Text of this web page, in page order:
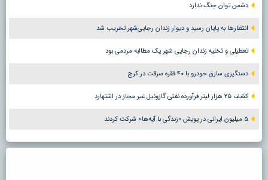
دشمن توان جنگ ندارد
انتظارها به پایان رسید و دیوار زندان رجایی‌شهر تخریب شد
تعطیلی و تخلیه زندان رجایی شهر یک مطالبه مردمی بود
دستگیری سارق خودرو با ۴۰ فقره سرقت در کرج
کشف ۲۵ هزار لیتر فرآورده نفتی گازوئیل غیر مجاز در اشتهارد
۵ میلیون ایرانی در پویش «زندگی با آیه‌ها» شرکت کردند